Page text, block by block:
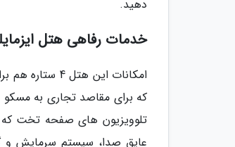
دهید.
خدمات رفاهی هتل
امکانات
که برای مقاصد تجاری به
تلوویزیون های صفحه تخت
عایق صدا، سیستم سرمایش